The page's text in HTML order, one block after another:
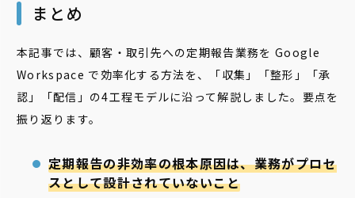
まとめ
本記事では、顧客・取引先への定期報告業務を Google
Workspace で効率化する方法を、「収集」「整形」「承
認」「配信」の4工程モデルに沿って解説しました。要点を
振り返ります。
定期報告の非効率の根本原因は、業務がプロセ
スとして設計されていないこと